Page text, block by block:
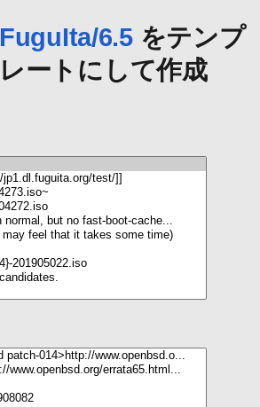
FuguIta/6.5をテンプ
レートにして作成